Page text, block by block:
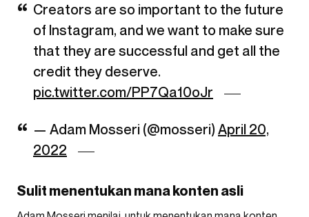
Creators are so important to the future
of Instagram, and we want to make sure
that they are successful and get all the
credit they deserve.
pic.twitter.com/PP7Qa10oJr
— Adam Mosseri (@mosseri) April 20,
2022
Sulit menentukan mana konten asli